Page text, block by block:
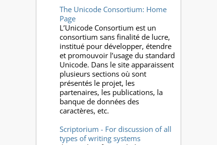
The Unicode Consortium: Home
Page
L’Unicode Consortium est un
consortium sans finalité de lucre,
institué pour développer, étendre
et promouvoir l’usage du standard
Unicode. Dans le site apparaissent
plusieurs sections où sont
présentés le projet, les
partenaires, les publications, la
banque de données des
caractères, etc.
Scriptorium - For discussion of all
types of writing systems